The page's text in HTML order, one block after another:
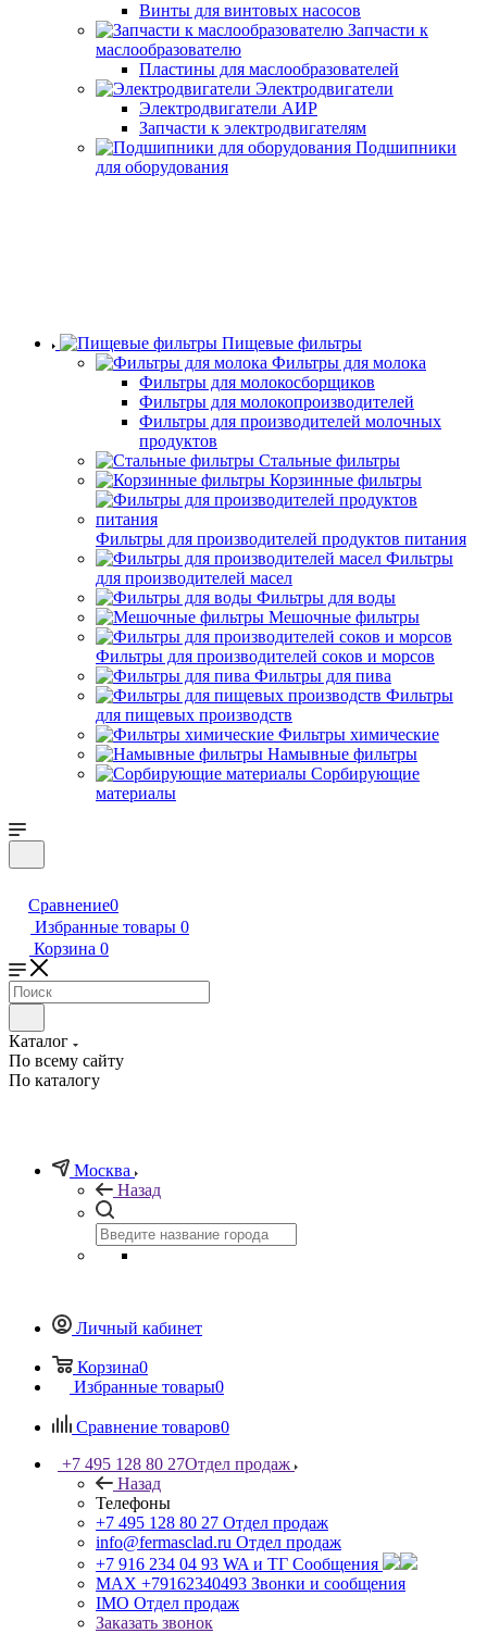
Винты для винтовых насосов
Запчасти к
маслообразователю
Пластины для маслообразователей
Электродвигатели
Электродвигатели АИР
Запчасти к электродвигателям
Подшипники
для оборудования
Пищевые фильтры
Фильтры для молока
Фильтры для молокосборщиков
Фильтры для молокопроизводителей
Фильтры для производителей молочных
продуктов
Стальные фильтры
Корзинные фильтры
Фильтры для производителей продуктов питания
Фильтры
для производителей масел
Фильтры для воды
Мешочные фильтры
Фильтры для производителей соков и морсов
Фильтры для пива
Фильтры
для пищевых производств
Фильтры химические
Намывные фильтры
Сорбирующие
материалы
Сравнение0
Избранные товары 0
Корзина 0
Каталог
По всему сайту
По каталогу
Москва
Назад
Личный кабинет
Корзина0
Избранные товары0
Сравнение товаров0
+7 495 128 80 27Отдел продаж
Назад
Телефоны
+7 495 128 80 27 Отдел продаж
info@fermasclad.ru Отдел продаж
+7 916 234 04 93 WA и ТГ Сообщения
MAX +79162340493 Звонки и сообщения
IMO Отдел продаж
Заказать звонок